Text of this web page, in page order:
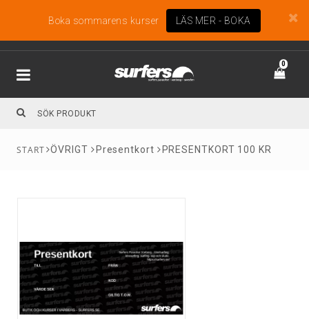
Boka sommarens kurser LÄS MER - BOKA
0
ÖVRIGT Presentkort PRESENTKORT 100 KR